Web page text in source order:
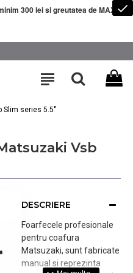
300 lei si greutatea de MAXIM 5
Slim series 5.5''
Vsb
DESCRIERE
Foarfecele profesionale
pentru coafura
Matsuzaki, sunt fabricate
manual si reprezinta